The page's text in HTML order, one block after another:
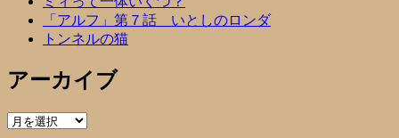
「アルフ」第７話 いとしのロンダ
トンネルの猫
アーカイブ
ア